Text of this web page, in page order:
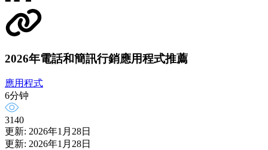
2026年電話和簡訊行銷應用程式推薦
應用程式
6分钟
3140
更新: 2026年1月28日
更新: 2026年1月28日